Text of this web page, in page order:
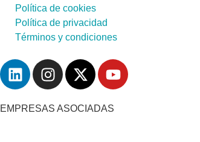
Política de cookies
Política de privacidad
Términos y condiciones
EMPRESAS ASOCIADAS